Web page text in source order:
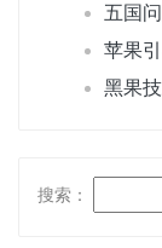
五国
苹果
黑果
搜索：